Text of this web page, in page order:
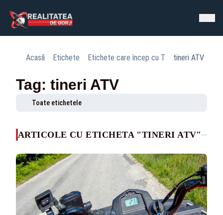
Acasă Etichete Etichete care încep cu T tineri ATV
Tag: tineri ATV
Toate etichetele
ARTICOLE CU ETICHETA "TINERI ATV"